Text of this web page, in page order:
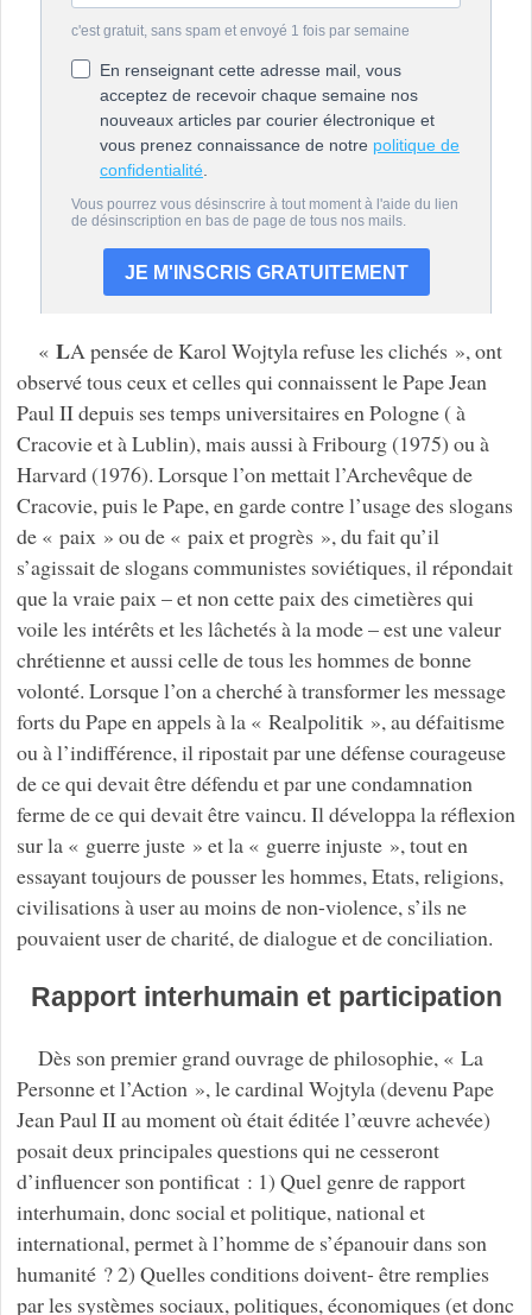
« LA pensée de Karol Wojtyla refuse les clichés », ont
observé tous ceux et celles qui connaissent le Pape Jean
Paul II depuis ses temps universitaires en Pologne ( à
Cracovie et à Lublin), mais aussi à Fribourg (1975) ou à
Harvard (1976). Lorsque l’on mettait l’Archevêque de
Cracovie, puis le Pape, en garde contre l’usage des slogans
de « paix » ou de « paix et progrès », du fait qu’il
s’agissait de slogans communistes soviétiques, il répondait
que la vraie paix – et non cette paix des cimetières qui
voile les intérêts et les lâchetés à la mode – est une valeur
chrétienne et aussi celle de tous les hommes de bonne
volonté. Lorsque l’on a cherché à transformer les message
forts du Pape en appels à la « Realpolitik », au défaitisme
ou à l’indifférence, il ripostait par une défense courageuse
de ce qui devait être défendu et par une condamnation
ferme de ce qui devait être vaincu. Il développa la réflexion
sur la « guerre juste » et la « guerre injuste », tout en
essayant toujours de pousser les hommes, Etats, religions,
civilisations à user au moins de non-violence, s’ils ne
pouvaient user de charité, de dialogue et de conciliation.
Rapport interhumain et participation
Dès son premier grand ouvrage de philosophie, « La
Personne et l’Action », le cardinal Wojtyla (devenu Pape
Jean Paul II au moment où était éditée l’œuvre achevée)
posait deux principales questions qui ne cesseront
d’influencer son pontificat : 1) Quel genre de rapport
interhumain, donc social et politique, national et
international, permet à l’homme de s’épanouir dans son
humanité ? 2) Quelles conditions doivent- être remplies
par les systèmes sociaux, politiques, économiques (et donc